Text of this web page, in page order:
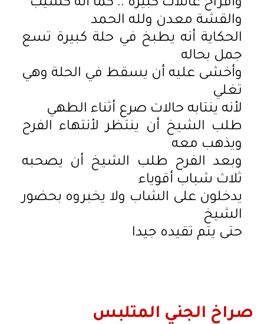
وأفراح عائلات كبيرة .. كما أنه كسيب
والقشة معدن ولله الحمد
الحكاية أنه يطبخ في حلة كبيرة تسع
جمل بحاله
وأخشى عليه أن يسقط في الحلة وهي
تغلي
لأنه ينتابه حالات صرع أثناء الطهي
طلب الشيخ أن ينتظر لأنتهاء الفرح
ويذهب معه
وبعد الفرح طلب الشيخ أن يصحبه
ثلاث شباب أقوياء
يدخلون على الشاب ولا يخبروه بحضور
الشيخ
حتى يتم تقيده جيدا
صراخ الجني المتلبس